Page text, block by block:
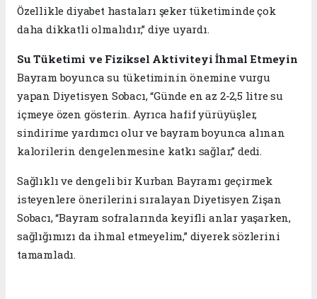
Özellikle diyabet hastaları şeker tüketiminde çok
daha dikkatli olmalıdır,” diye uyardı.
Su Tüketimi ve Fiziksel Aktiviteyi İhmal Etmeyin
Bayram boyunca su tüketiminin önemine vurgu
yapan Diyetisyen Sobacı, “Günde en az 2-2,5 litre su
içmeye özen gösterin. Ayrıca hafif yürüyüşler,
sindirime yardımcı olur ve bayram boyunca alınan
kalorilerin dengelenmesine katkı sağlar,” dedi.
Sağlıklı ve dengeli bir Kurban Bayramı geçirmek
isteyenlere önerilerini sıralayan Diyetisyen Zişan
Sobacı, “Bayram sofralarında keyifli anlar yaşarken,
sağlığımızı da ihmal etmeyelim,” diyerek sözlerini
tamamladı.